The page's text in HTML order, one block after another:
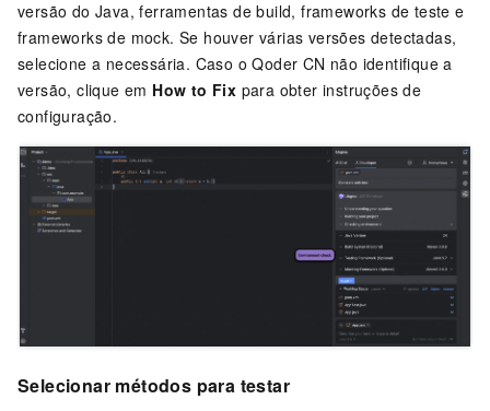
versão do Java, ferramentas de build, frameworks de teste e
frameworks de mock. Se houver várias versões detectadas,
selecione a necessária. Caso oQoder CN não identifique a
versão, clique em How to Fix para obter instruções de
configuração.
Selecionar métodos para testar